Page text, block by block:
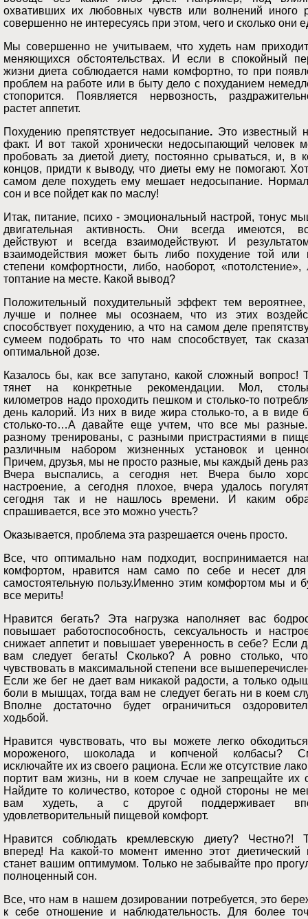
охвативших их любовных чувств или волнений иного
совершенно не интересуясь при этом, чего и сколько они
Мы совершенно не учитываем, что худеть нам
меняющихся обстоятельствах. И если в спокойный
жизни диета соблюдается нами комфортно, то при
проблем на работе или в быту дело с похуданием
стопорится. Появляется нервозность,
растет аппетит.
Похудению препятствует недосыпание. Это известный
факт. И вот такой хронически недосыпающий человек
пробовать за диетой диету, постоянно срываться, и, в
концов, придти к выводу, что диеты ему не помогают.
самом деле похудеть ему мешает недосыпание.
сон и все пойдет как по маслу!
Итак, питание, психо - эмоциональный настрой, тонус
двигательная активность. Они всегда имеются,
действуют и всегда взаимодействуют. И
взаимодействия может быть либо похудение той или
степени комфортности, либо, наоборот, «потолстение»,
топтание на месте. Какой вывод?
Положительный похудительный эффект тем
лучше и полнее мы осознаем, что из этих
способствует похудению, а что на самом деле
сумеем подобрать то что нам способствует, так
оптимальной дозе.
Казалось бы, как все запутано, какой сложный вопрос!
тянет на конкретные рекомендации. Мол,
километров надо проходить пешком и столько-то
день калорий. Из них в виде жира столько-то, а в виде
столько-то…А давайте еще учтем, что все мы
разному тренированы, с разными пристрастиями в
различным набором жизненных установок и
Причем, друзья, мы не просто разные, мы каждый день
Вчера выспались, а сегодня нет. Вчера было
настроение, а сегодня плохое, вчера удалось
сегодня так и не нашлось времени. И каким
спрашивается, все это можно учесть?
Оказывается, проблема эта разрешается очень просто.
Все, что оптимально нам подходит, воспринимается
комфортом, нравится нам само по себе и несет
самостоятельную пользу.Именно этим комфортом мы и
все мерить!
Нравится бегать? Эта нагрузка наполняет вас
повышает работоспособность, сексуальность и
снижает аппетит и повышает уверенность в себе? Если
вам следует бегать! Сколько? А ровно столько,
чувствовать в максимальной степени все
Если же бег не дает вам никакой радости, а только
боли в мышцах, тогда вам не следует бегать ни в коем
Вполне достаточно будет ограничиться
ходьбой.
Нравится чувствовать, что вы можете легко
мороженого, шоколада и копченой колбасы?
исключайте их из своего рациона. Если же отсутствие
портит вам жизнь, ни в коем случае не запрещайте их
Найдите то количество, которое с одной стороны не
вам худеть, а с другой поддерживает
удовлетворительный пищевой комфорт.
Нравится соблюдать кремлевскую диету? Честно?!
вперед! На какой-то момент именно этот диетический
станет вашим оптимумом. Только не забывайте про
полноценный сон.
Все, что нам в нашем дозировании потребуется, это
к себе отношение и наблюдательность. Для более